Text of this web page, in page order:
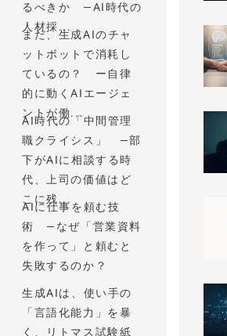
るべきか —AI時代の
人材採...
まだ、生成AIのチャ
ットボットで消耗し
ているの？ ー自律
的に動くAIエージェ
ントが働...
AI時代の「中間管理
職クライシス」 —部
下がAIに相談する時
代、上司の価値はど
こに残...
AIに仕事を頼む技
術 —なぜ「営業資料
を作って」と頼むと
失敗するのか？
生成AIは、使い手の
「言語化能力」を暴
く、リトマス試験紙